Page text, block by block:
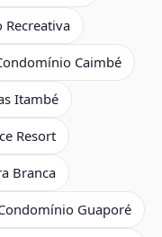
Caimbé
Itambé
Resort
Branca
Guaporé